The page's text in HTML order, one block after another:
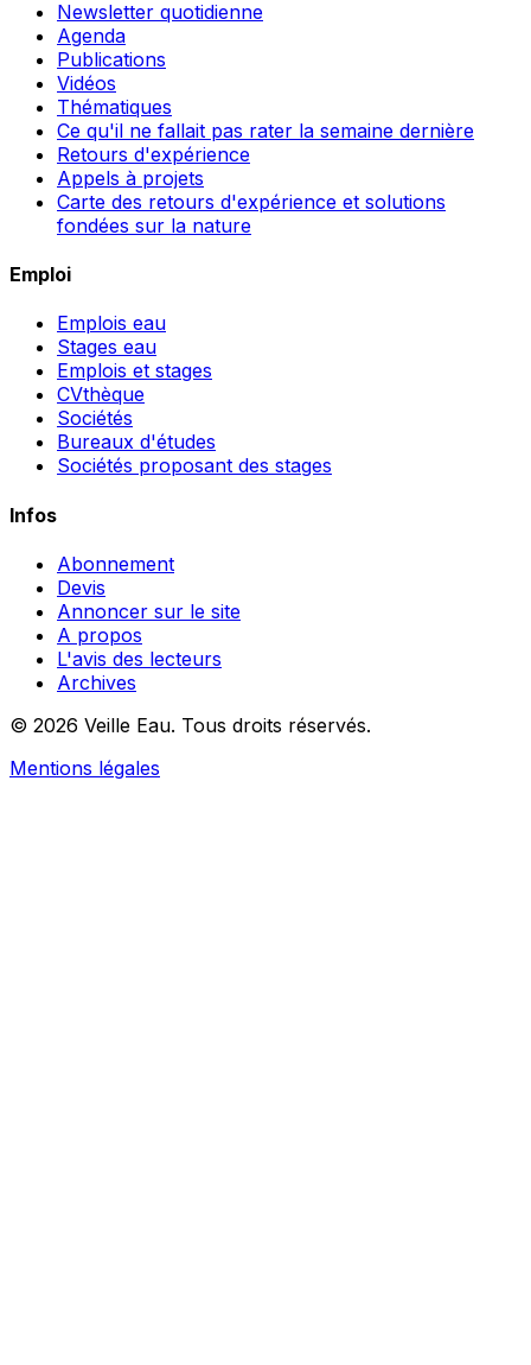
Newsletter quotidienne
Agenda
Publications
Vidéos
Thématiques
Ce qu'il ne fallait pas rater la semaine dernière
Retours d'expérience
Appels à projets
Carte des retours d'expérience et solutions
fondées sur la nature
Emploi
Emplois eau
Stages eau
Emplois et stages
CVthèque
Sociétés
Bureaux d'études
Sociétés proposant des stages
Infos
Abonnement
Devis
Annoncer sur le site
A propos
L'avis des lecteurs
Archives
© 2026 Veille Eau. Tous droits réservés.
Mentions légales